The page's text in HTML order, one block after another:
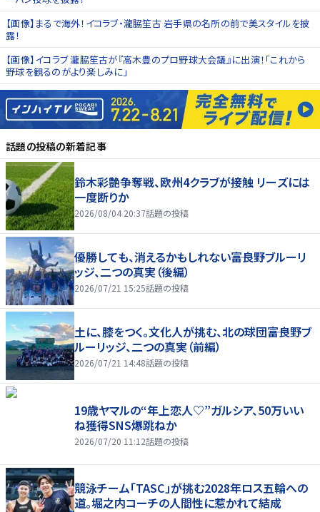
【画像】まるで海外！イコラブ・瀧脇笙古 岩手県の名所の前で美スタイルを披
露！
【画像】イコラブ 瀧脇笙古が『高木豊のプロ野球大会議』に出演！「これから
野球を観るのがより楽しみに」
話題の投稿の新着記事
鈴木彩艶争奪戦、欧州4クラブが接触 リーズには
一度断りか
2026/08/04 20:37話題の投稿
優勝しても、消えるかもしれない――富良野ブルーリ
ッジ、二つの真実（後編）
2026/07/21 15:25話題の投稿
土に、膝をつく。文化人が挑む、北の球団――富良野ブ
ルーリッジ、二つの真実（前編）
2026/07/21 14:48話題の投稿
19歳ヤマルの“年上恋人♡”ガルシア、50万いい
ね獲得SNS爆跳ねか
2026/07/20 11:12話題の投稿
競泳チーム「TASC」が挑む2028年ロス五輪への
道。堀之内コーチの人間性に惹かれて結成